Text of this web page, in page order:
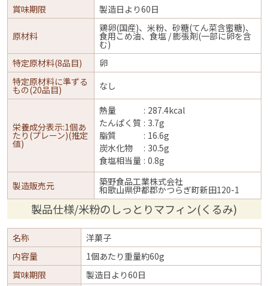
賞味期限
製造日より60日
原材料
鶏卵(国産)、米粉、砂糖(てん菜含蜜糖)、
食用こめ油、食塩 / 膨張剤(一部に卵を含
む)
特定原材料(8品目)
卵
特定原材料に準ずる
もの(20品目) なし
栄養成分表示:1個あ
たり(プレーン)(推定
値)
熱量
287.4kcal
たんぱく質
3.7g
脂質
16.6g
炭水化物
30.5g
食塩相当量 0.8g
製造販売元 築野食品工業株式会社
和歌山県伊都郡かつらぎ町新田120-1
製品仕様/米粉のしっとりマフィン(くるみ)
名称
洋菓子
内容量
1個あたり重量約60g
賞味期限
製造日より60日